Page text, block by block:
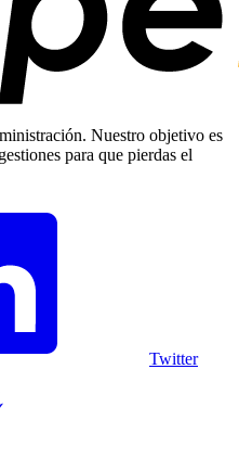
Nuestro objetivo es
para que pierdas el
Twitter